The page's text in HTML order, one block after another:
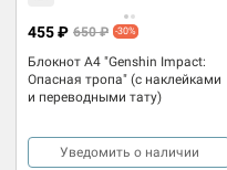
Блокнот А4 "Genshin Impact:
Опасная тропа" (с наклейками
и переводными тату)
455 ₽ 650 ₽ -30%
Уведомить о наличии